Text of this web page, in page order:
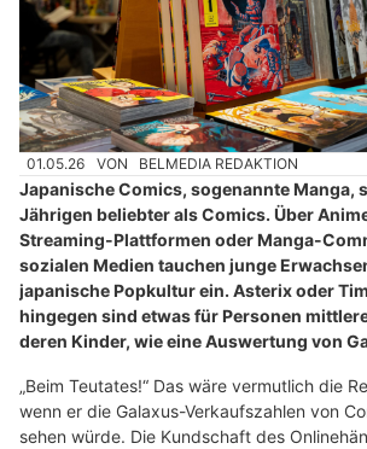
01.05.26 VON BELMEDIA REDAKTION
Japanische Comics, sogenannte Manga,
Jährigen beliebter als Comics. Über
Streaming-Plattformen oder Manga-
sozialen Medien tauchen junge
japanische Popkultur ein. Asterix oder
hingegen sind etwas für Personen
deren Kinder, wie eine Auswertung von
„Beim Teutates!“ Das wäre vermutlich die
wenn er die Galaxus-Verkaufszahlen von
sehen würde. Die Kundschaft des